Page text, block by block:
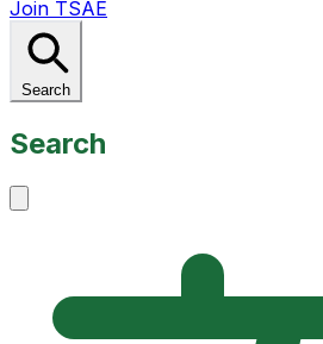
Join TSAE
Search
Search